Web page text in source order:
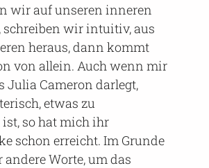
wir auf unseren inneren
schreiben wir intuitiv, aus
heraus, dann kommt
von allein. Auch wenn mir
Julia Cameron darlegt,
etwas zu
so hat mich ihr
schon erreicht. Im Grunde
Worte, um das